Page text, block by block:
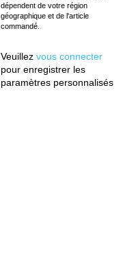
dépendent de votre région
géographique et de l'article
commandé.
Veuillez vous connecter
pour enregistrer les
paramètres personnalisés